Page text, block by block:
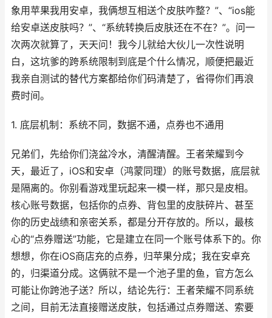
象用苹果我用安卓，我俩想互相送个皮肤咋整？”、“ios能
给安卓送皮肤吗？”、“系统转换后皮肤还在不在？”。问一
次两次就算了，天天问！我今儿就给大伙儿一次性说明
白，这坑爹的跨系统限制到底是个什么情况，顺便把最近
我亲自测试的替代方案都给你们码清楚了，省得你们再浪
费时间。
1. 底层机制：系统不同，数据不通，点券也不通用
兄弟们，先给你们浇盆冷水，清醒清醒。王者荣耀到今
天，最近了，iOS和安卓（鸿蒙同理）的账号数据，底层就
是隔离的。你别看游戏里玩起来一模一样，那只是皮相。
核心账号数据，包括你的点券、背包里的皮肤碎片、甚至
你的历史战绩和亲密关系，都是分开存放的。所以，最核
心的“点券赠送”功能，它是建立在同一个账号体系下的。你
想想，你在iOS商店充的点券，归苹果分成；我在安卓充
的，归渠道分成。这俩就不是一个池子里的鱼，官方怎么
可能让你跨池子送？所以，结论先行：王者荣耀不同系统
之间，目前无法直接赠送皮肤，包括通过点券赠送、索要